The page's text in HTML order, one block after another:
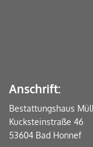
Anschrift:
Bestattungshaus
Kucksteinstraße 46
53604 Bad Honnef